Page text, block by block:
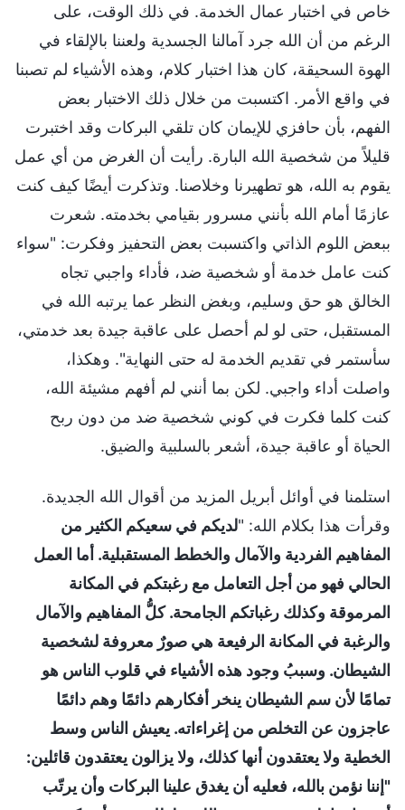
خاص في اختبار عمال الخدمة. في ذلك الوقت، على
الرغم من أن الله جرد آمالنا الجسدية ولعننا بالإلقاء في
الهوة السحيقة، كان هذا اختبار كلام، وهذه الأشياء لم تصبنا
في واقع الأمر. اكتسبت من خلال ذلك الاختبار بعض
الفهم، بأن حافزي للإيمان كان تلقي البركات وقد اختبرت
قليلاً من شخصية الله البارة. رأيت أن الغرض من أي عمل
يقوم به الله، هو تطهيرنا وخلاصنا. وتذكرت أيضًا كيف كنت
عازمًا أمام الله بأنني مسرور بقيامي بخدمته. شعرت
ببعض اللوم الذاتي واكتسبت بعض التحفيز وفكرت: "سواء
كنت عامل خدمة أو شخصية ضد، فأداء واجبي تجاه
الخالق هو حق وسليم، وبغض النظر عما يرتبه الله في
المستقبل، حتى لو لم أحصل على عاقبة جيدة بعد خدمتي،
سأستمر في تقديم الخدمة له حتى النهاية". وهكذا،
واصلت أداء واجبي. لكن بما أنني لم أفهم مشيئة الله،
كنت كلما فكرت في كوني شخصية ضد من دون ربح
الحياة أو عاقبة جيدة، أشعر بالسلبية والضيق.
استلمنا في أوائل أبريل المزيد من أقوال الله الجديدة.
وقرأت هذا بكلام الله: "لديكم في سعيكم الكثير من
المفاهيم الفردية والآمال والخطط المستقبلية. أما العمل
الحالي فهو من أجل التعامل مع رغبتكم في المكانة
المرموقة وكذلك رغباتكم الجامحة. كلُّ المفاهيم والآمال
والرغبة في المكانة الرفيعة هي صورٌ معروفة لشخصية
الشيطان. وسببُ وجود هذه الأشياء في قلوب الناس هو
تمامًا لأن سم الشيطان ينخر أفكارهم دائمًا وهم دائمًا
عاجزون عن التخلص من إغراءاته. يعيش الناس وسط
الخطية ولا يعتقدون أنها كذلك، ولا يزالون يعتقدون قائلين:
"إننا نؤمن بالله، فعليه أن يغدق علينا البركات وأن يرتّب